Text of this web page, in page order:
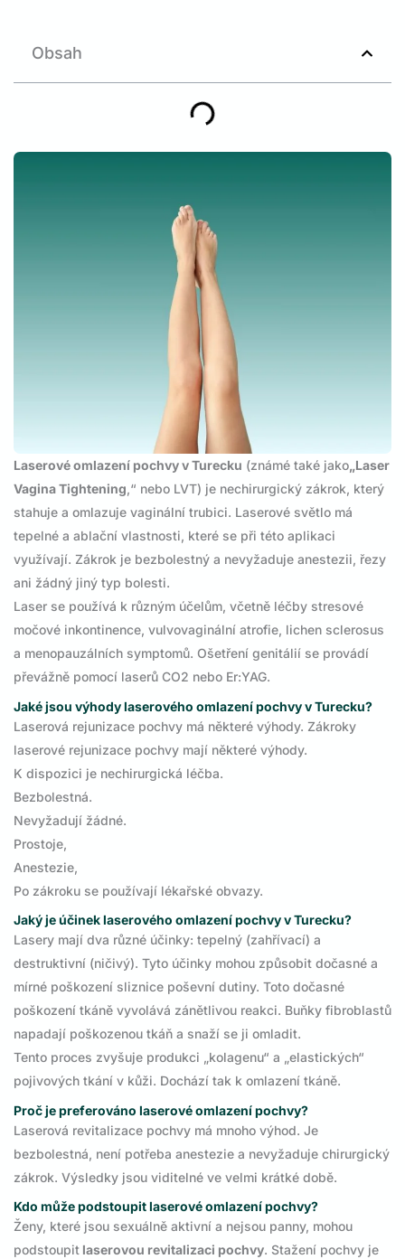
Obsah
Laserové omlazení pochvy v Turecku (známé také jako„Laser
Vagina Tightening,“ nebo LVT) je nechirurgický zákrok, který
stahuje a omlazuje vaginální trubici. Laserové světlo má
tepelné a ablační vlastnosti, které se při této aplikaci
využívají. Zákrok je bezbolestný a nevyžaduje anestezii, řezy
ani žádný jiný typ bolesti.
Laser se používá k různým účelům, včetně léčby stresové
močové inkontinence, vulvovaginální atrofie, lichen sclerosus
a menopauzálních symptomů. Ošetření genitálií se provádí
převážně pomocí laserů CO2 nebo Er:YAG.
Jaké jsou výhody laserového omlazení pochvy v Turecku?
Laserová rejunizace pochvy má některé výhody. Zákroky
laserové rejunizace pochvy mají některé výhody.
K dispozici je nechirurgická léčba.
Bezbolestná.
Nevyžadují žádné.
Prostoje,
Anestezie,
Po zákroku se používají lékařské obvazy.
Jaký je účinek laserového omlazení pochvy v Turecku?
Lasery mají dva různé účinky: tepelný (zahřívací) a
destruktivní (ničivý). Tyto účinky mohou způsobit dočasné a
mírné poškození sliznice poševní dutiny. Toto dočasné
poškození tkáně vyvolává zánětlivou reakci. Buňky fibroblastů
napadají poškozenou tkáň a snaží se ji omladit.
Tento proces zvyšuje produkci „kolagenu“ a „elastických“
pojivových tkání v kůži. Dochází tak k omlazení tkáně.
Proč je preferováno laserové omlazení pochvy?
Laserová revitalizace pochvy má mnoho výhod. Je
bezbolestná, není potřeba anestezie a nevyžaduje chirurgický
zákrok. Výsledky jsou viditelné ve velmi krátké době.
Kdo může podstoupit laserové omlazení pochvy?
Ženy, které jsou sexuálně aktivní a nejsou panny, mohou
podstoupit laserovou revitalizaci pochvy. Stažení pochvy je